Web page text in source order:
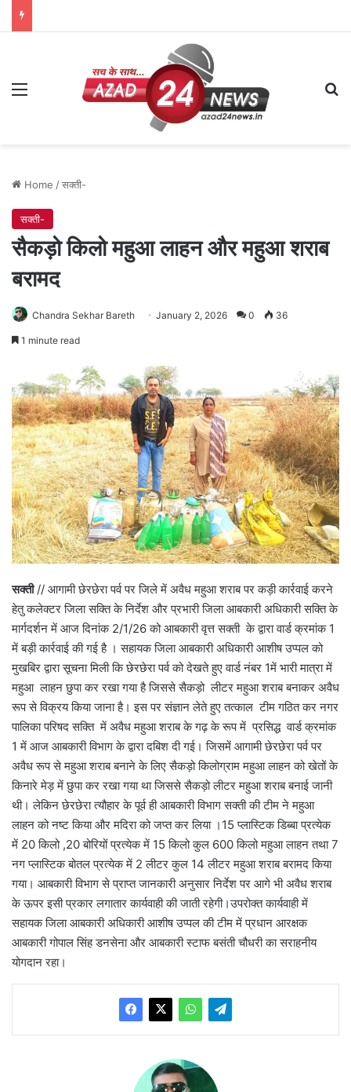
Menu
Home /सक्ती-
सक्ती-
सैकड़ो किलो महुआ लाहन और महुआ शराब
बरामद
Chandra Sekhar Bareth January 2, 2026 0 36
1 minute read
सक्ती// आगामी छेरछेरा पर्व पर जिले में अवैध महुआ शराब पर कड़ी कार्रवाई करने
हेतु कलेक्टर जिला सक्ति के निर्देश और प्रभारी जिला आबकारी अधिकारी सक्ति के
मार्गदर्शन में आज दिनांक 2/1/26 को आबकारी वृत्त सक्ती के द्वारा वार्ड क्रमांक 1
में बड़ी कार्रवाई की गई है । सहायक जिला आबकारी अधिकारी आशीष उप्पल को
मुखबिर द्वारा सूचना मिली कि छेरछेरा पर्व को देखते हुए वार्ड नंबर 1में भारी मात्रा में
महुआ लाहन छुपा कर रखा गया है जिससे सैकड़ो लीटर महुआ शराब बनाकर अवैध
रूप से विक्रय किया जाना है। इस पर संज्ञान लेते हुए तत्काल टीम गठित कर नगर
पालिका परिषद सक्ति में अवैध महुआ शराब के गढ़ के रूप में प्रसिद्ध वार्ड क्रमांक
1 में आज आबकारी विभाग के द्वारा दबिश दी गई। जिसमें आगामी छेरछेरा पर्व पर
अवैध रूप से महुआ शराब बनाने के लिए सैकड़ो किलोग्राम महुआ लाहन को खेतों के
किनारे मेड़ में छुपा कर रखा गया था जिससे सैकड़ो लीटर महुआ शराब बनाई जानी
थी। लेकिन छेरछेरा त्यौहार के पूर्व ही आबकारी विभाग सक्ती की टीम ने महुआ
लाहन को नष्ट किया और मदिरा को जप्त कर लिया ।15 प्लास्टिक डिब्बा प्रत्येक
में 20 किलो ,20 बोरियों प्रत्येक में 15 किलो कुल 600 किलो महुआ लाहन तथा 7
नग प्लास्टिक बोतल प्रत्येक में 2 लीटर कुल 14 लीटर महुआ शराब बरामद किया
गया। आबकारी विभाग से प्राप्त जानकारी अनुसार निर्देश पर आगे भी अवैध शराब
के ऊपर इसी प्रकार लगातार कार्यवाही की जाती रहेगी।उपरोक्त कार्यवाही में
सहायक जिला आबकारी अधिकारी आशीष उप्पल की टीम में प्रधान आरक्षक
आबकारी गोपाल सिंह डनसेना और आबकारी स्टाफ बसंती चौधरी का सराहनीय
योगदान रहा।